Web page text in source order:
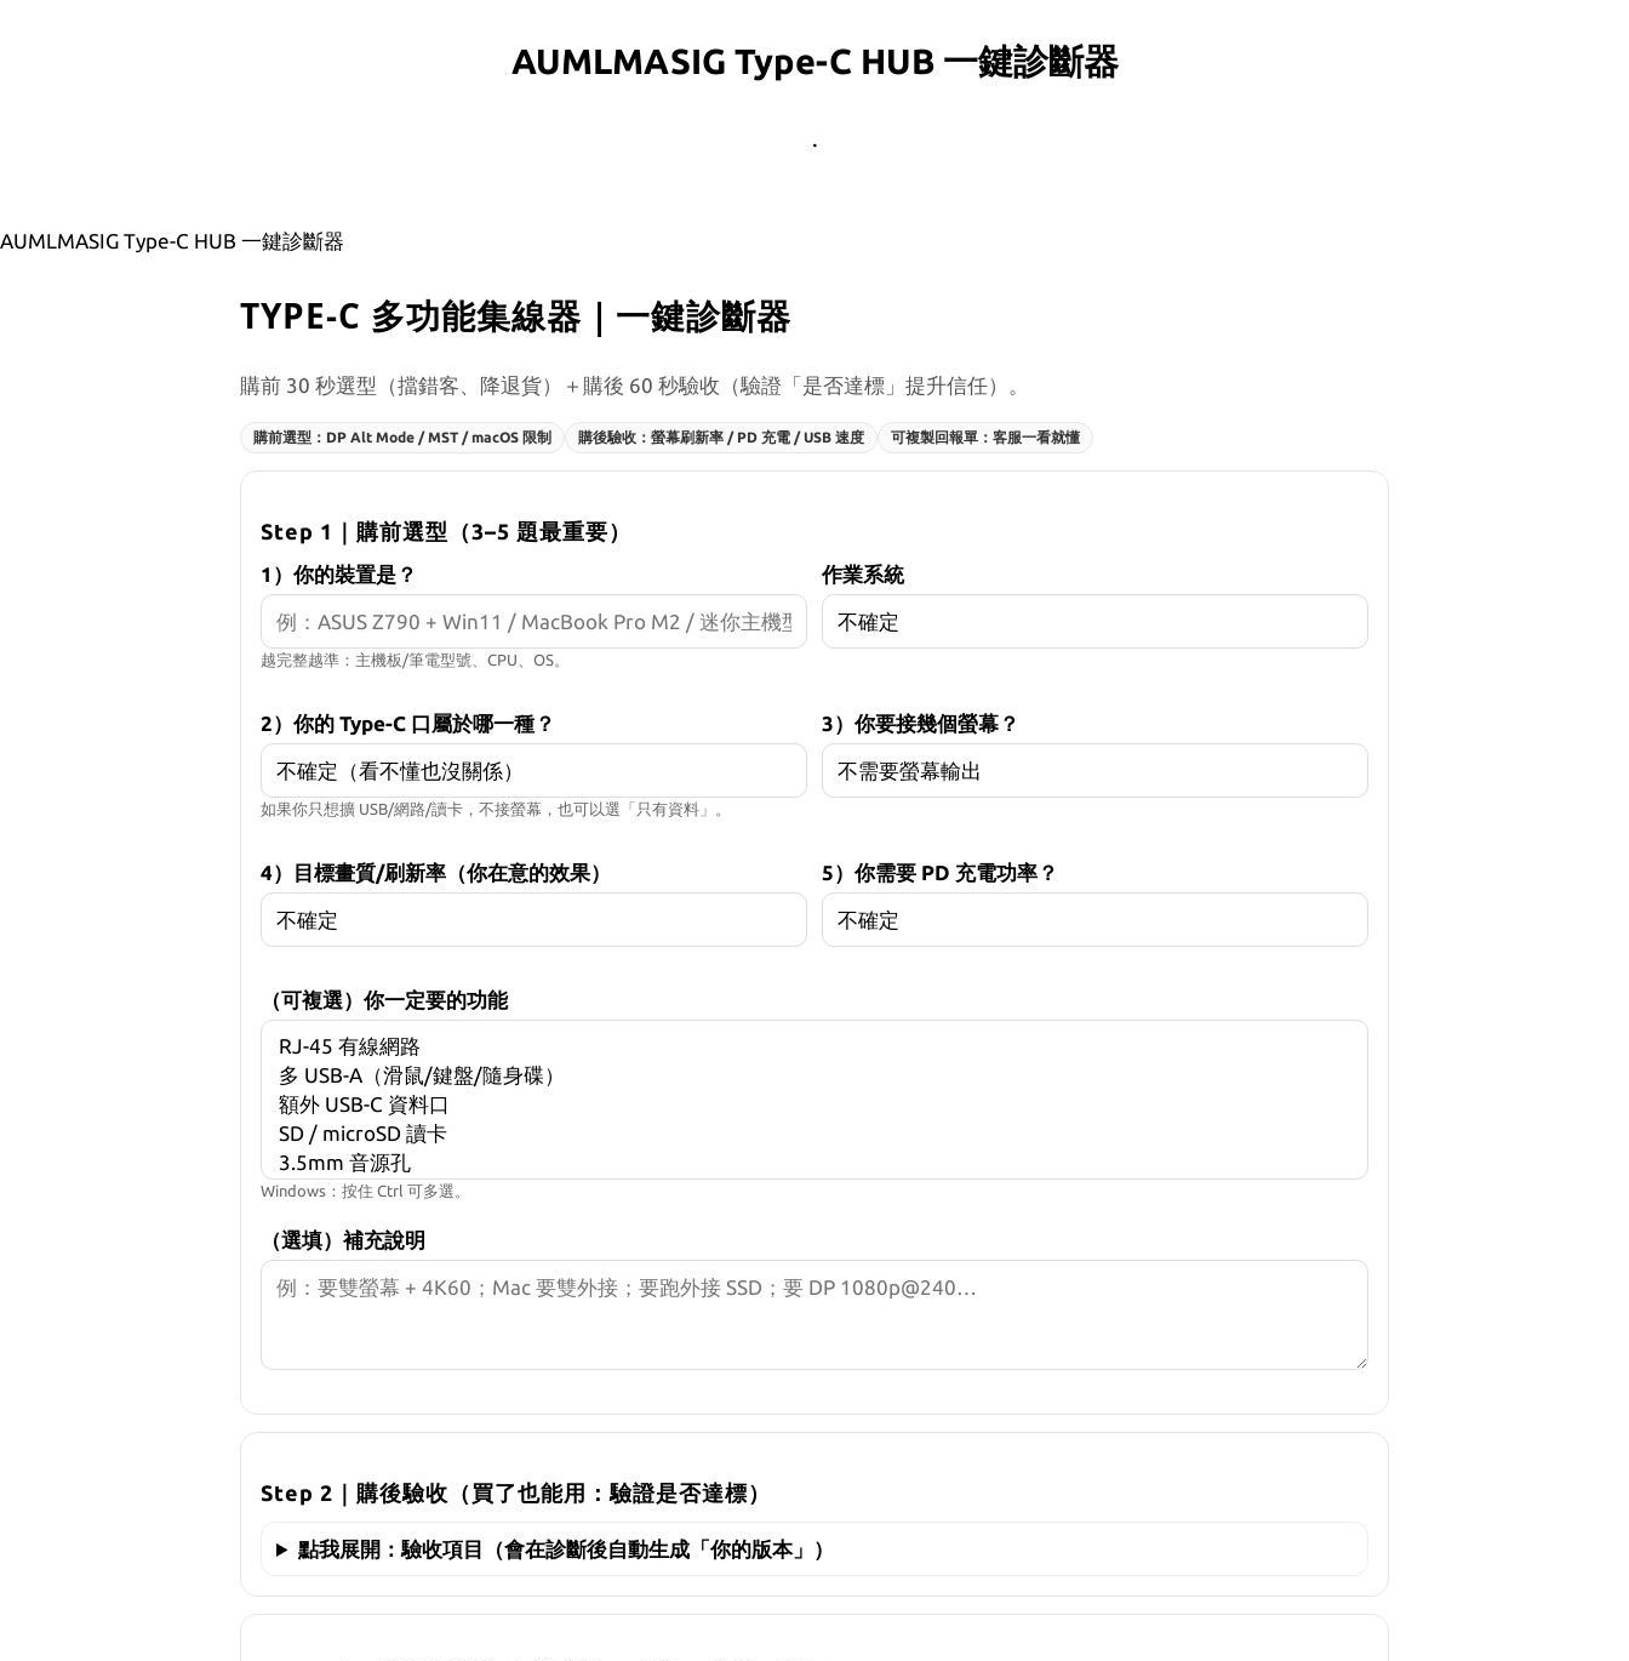
AUMLMASIG Type-C HUB 一鍵診斷器
.
AUMLMASIG Type-C HUB 一鍵診斷器
TYPE-C 多功能集線器｜一鍵診斷器
購前 30 秒選型（擋錯客、降退貨）＋購後 60 秒驗收（驗證「是否達標」提升信任）。
購前選型：DP Alt Mode / MST / macOS 限制 購後驗收：螢幕刷新率 / PD 充電 / USB 速度 可複製回報單：客服一看就懂
Step 1｜購前選型（3–5 題最重要）
1）你的裝置是？
越完整越準：主機板/筆電型號、CPU、OS。
作業系統
2）你的 Type-C 口屬於哪一種？
如果你只想擴 USB/網路/讀卡，不接螢幕，也可以選「只有資料」。
3）你要接幾個螢幕？
4）目標畫質/刷新率（你在意的效果） 5）你需要 PD 充電功率？
（可複選）你一定要的功能
Windows：按住 Ctrl 可多選。
（選填）補充說明
Step 2｜購後驗收（買了也能用：驗證是否達標）
點我展開：驗收項目（會在診斷後自動生成「你的版本」）